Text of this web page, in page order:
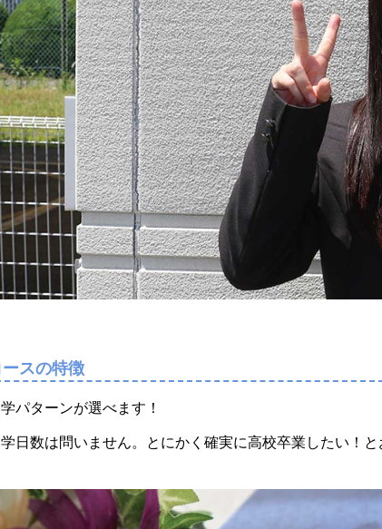
スの特徴
パターンが選べます！
日数は問いません。とにかく確実に高校卒業したい！と